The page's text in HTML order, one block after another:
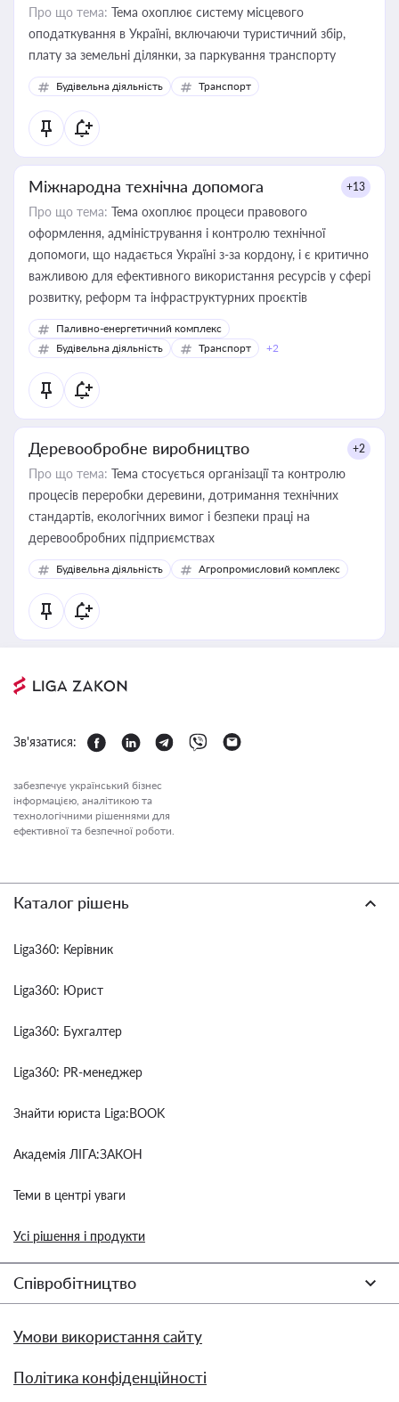
Про що тема: Тема охоплює систему місцевого
оподаткування в Україні, включаючи туристичний збір,
плату за земельні ділянки, за паркування транспорту
Будівельна діяльність Транспорт
Міжнародна технічна допомога +13
Про що тема: Тема охоплює процеси правового
оформлення, адміністрування і контролю технічної
допомоги, що надається Україні з-за кордону, і є критично
важливою для ефективного використання ресурсів у сфері
розвитку, реформ та інфраструктурних проєктів
Паливно-енергетичний комплекс
Будівельна діяльність
Транспорт +2
Деревообробне виробництво +2
Про що тема: Тема стосується організації та контролю
процесів переробки деревини, дотримання технічних
стандартів, екологічних вимог і безпеки праці на
деревообробних підприємствах
Будівельна діяльність Агропромисловий комплекс
Зв'язатися:
забезпечує український бізнес
інформацією, аналітикою та
технологічними рішеннями для
ефективної та безпечної роботи.
Каталог рішень
Liga360: Керівник
Liga360: Юрист
Liga360: Бухгалтер
Liga360: PR-менеджер
Знайти юриста Liga:BOOK
Академія ЛІГА:ЗАКОН
Теми в центрі уваги
Усі рішення і продукти
Співробітництво
Умови використання сайту
Політика конфіденційності